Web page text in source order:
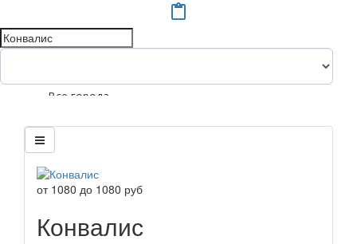
content_paste
Все города
от 1080 до 1080 руб
Конвалис